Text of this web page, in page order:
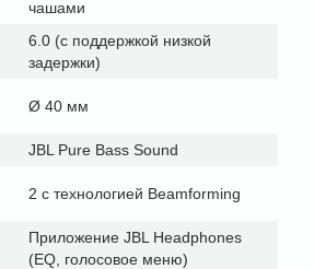
чашами
6.0 (с поддержкой низкой
задержки)
Ø 40 мм
JBL Pure Bass Sound
2 с технологией Beamforming
Приложение JBL Headphones
(EQ, голосовое меню)